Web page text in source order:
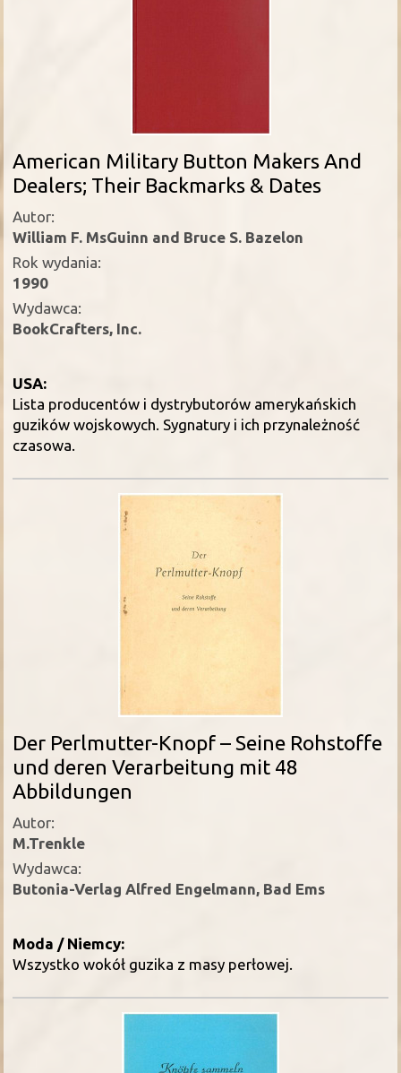
American Military Button Makers And
Dealers; Their Backmarks & Dates
Autor:
William F. MsGuinn and Bruce S. Bazelon
Rok wydania:
1990
Wydawca:
BookCrafters, Inc.
USA:
Lista producentów i dystrybutorów amerykańskich
guzików wojskowych. Sygnatury i ich przynależność
czasowa.
Der Perlmutter-Knopf – Seine Rohstoffe
und deren Verarbeitung mit 48
Abbildungen
Autor:
M.Trenkle
Wydawca:
Butonia-Verlag Alfred Engelmann, Bad Ems
Moda / Niemcy:
Wszystko wokół guzika z masy perłowej.